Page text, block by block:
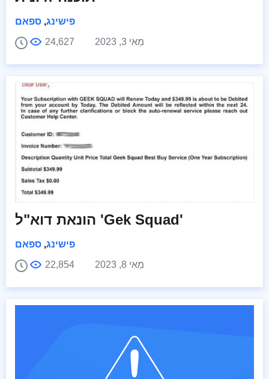
פישינג, ספאם
מַאִי 3, 2023
24,627
הונאת דוא"ל 'Gek Squad'
פישינג, ספאם
מַאִי 8, 2023
22,854